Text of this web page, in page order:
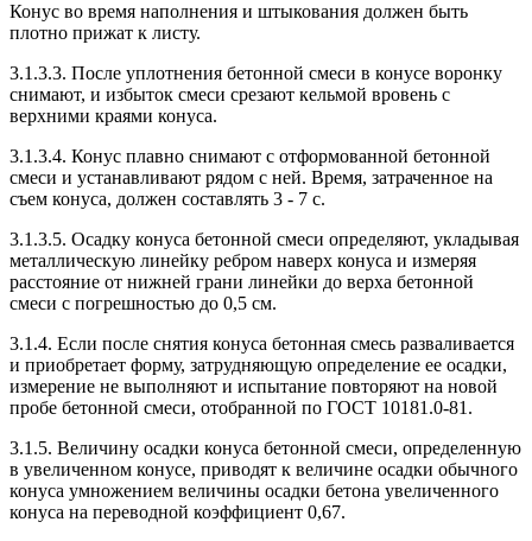
Конус во время наполнения и штыкования должен быть
плотно прижат к листу.
3.1.3.3. После уплотнения бетонной смеси в конусе воронку
снимают, и избыток смеси срезают кельмой вровень с
верхними краями конуса.
3.1.3.4. Конус плавно снимают с отформованной бетонной
смеси и устанавливают рядом с ней. Время, затраченное на
съем конуса, должен составлять 3 - 7 с.
3.1.3.5. Осадку конуса бетонной смеси определяют, укладывая
металлическую линейку ребром наверх конуса и измеряя
расстояние от нижней грани линейки до верха бетонной
смеси с погрешностью до 0,5 см.
3.1.4. Если после снятия конуса бетонная смесь разваливается
и приобретает форму, затрудняющую определение ее осадки,
измерение не выполняют и испытание повторяют на новой
пробе бетонной смеси, отобранной по ГОСТ 10181.0-81.
3.1.5. Величину осадки конуса бетонной смеси, определенную
в увеличенном конусе, приводят к величине осадки обычного
конуса умножением величины осадки бетона увеличенного
конуса на переводной коэффициент 0,67.